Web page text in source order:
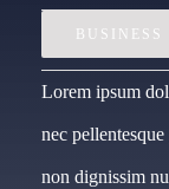
BUSINESS
Lorem ipsum
nec
non dignissim